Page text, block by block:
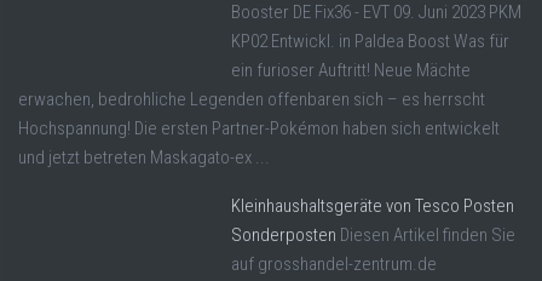
Booster DE Fix36 - EVT 09. Juni 2023 PKM
KP02 Entwickl. in Paldea Boost Was für
ein furioser Auftritt! Neue Mächte
erwachen, bedrohliche Legenden offenbaren sich – es herrscht
Hochspannung! Die ersten Partner-Pokémon haben sich entwickelt
und jetzt betreten Maskagato-ex ...
Kleinhaushaltsgeräte von Tesco Posten
Sonderposten Diesen Artikel finden Sie
auf grosshandel-zentrum.de